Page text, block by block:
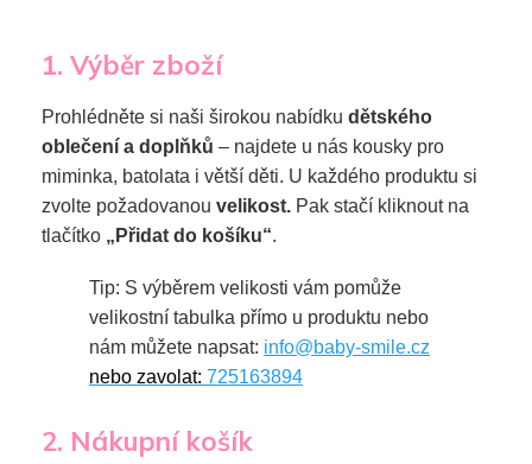
1. Výběr zboží
Prohlédněte si naši širokou nabídku dětského
oblečení a doplňků – najdete u nás kousky pro
miminka, batolata i větší děti. U každého produktu si
zvolte požadovanou velikost. Pak stačí kliknout na
tlačítko „Přidat do košíku“.
Tip: S výběrem velikosti vám pomůže
velikostní tabulka přímo u produktu nebo
nám můžete napsat: info@baby-smile.cz
nebo zavolat: 725163894
2. Nákupní košík